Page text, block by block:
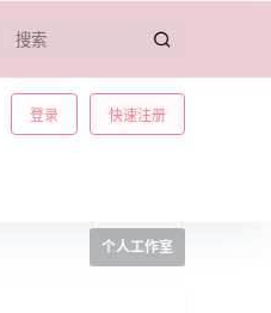
登录 快速注册
个人工作室